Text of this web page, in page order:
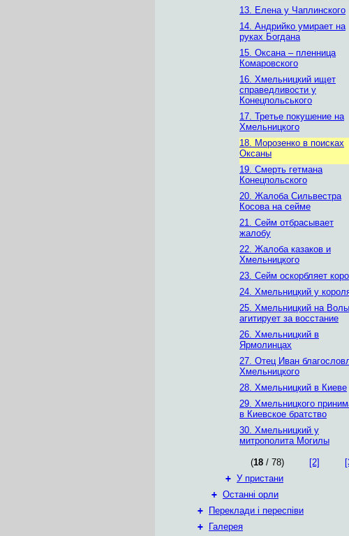
13. Елена у Чаплинского
14. Андрийко умирает на
руках Богдана
15. Оксана – пленница
Комаровского
16. Хмельницкий ищет
справедливости у
Конецпольського
17. Третье покушение на
Хмельницкого
18. Морозенко в поисках
Оксаны
19. Смерть гетмана
Конецпольского
20. Жалоба Сильвестра
Косова на сейме
21. Сейм отбрасывает
жалобу
22. Жалоба казаков и
Хмельницкого
23. Сейм оскорбляет
24. Хмельницкий у
25. Хмельницкий на
агитирует за восстание
26. Хмельницкий в
Ярмолинцах
27. Отец Иван
Хмельницкого
28. Хмельницкий в Киеве
29. Хмельницкого
в Киевское братство
30. Хмельницкий у
митрополита Могилы
(18 / 78) [2]
+ У пристани
+ Останні орли
+
Переклади і переспіви
+
Галерея